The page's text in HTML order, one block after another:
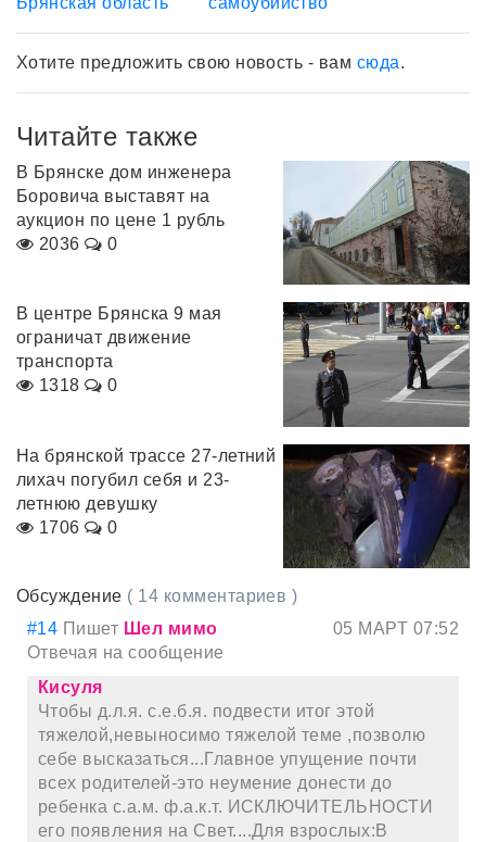
Хотите предложить свою новость - вам сюда.
Читайте также
В Брянске дом инженера
Боровича выставят на
аукцион по цене 1 рубль
2036
0
В центре Брянска 9 мая
ограничат движение
транспорта
1318
0
На брянской трассе 27-летний
лихач погубил себя и 23-
летнюю девушку
1706
0
Обсуждение ( 14 комментариев )
#14 Пишет Шел мимо
05 МАРТ 07:52
Отвечая на сообщение
Кисуля
Чтобы д.л.я. с.е.б.я. подвести итог этой
тяжелой,невыносимо тяжелой теме ,позволю
себе высказаться...Главное упущение почти
всех родителей-это неумение донести до
ребенка с.а.м. ф.а.к.т. ИСКЛЮЧИТЕЛЬНОСТИ
его появления на Свет....Для взрослых:В